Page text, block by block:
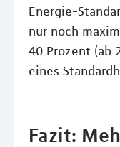
Energie-
nur noch
40 Prozent (ab
eines
Fazit: